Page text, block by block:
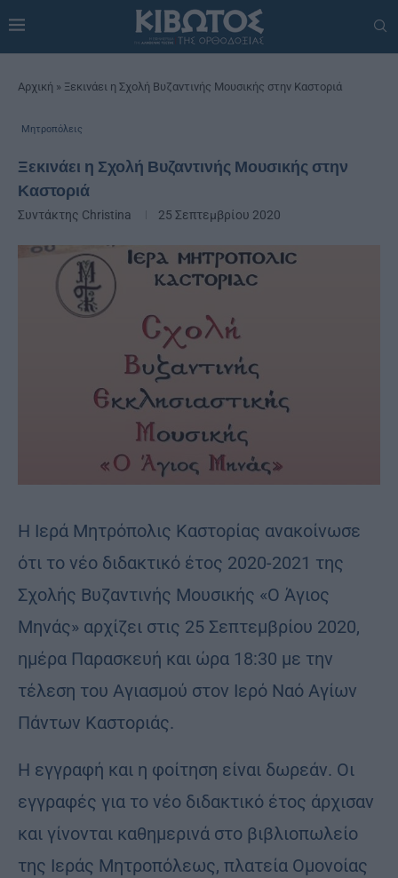
Αρχική » Ξεκινάει η Σχολή Βυζαντινής Μουσικής στην Καστοριά
Μητροπόλεις
Ξεκινάει η Σχολή Βυζαντινής Μουσικής στην
Καστοριά
Συντάκτης Christina 25 Σεπτεμβρίου 2020
Η Ιερά Μητρόπολις Καστορίας ανακοίνωσε
ότι το νέο διδακτικό έτος 2020-2021 της
Σχολής Βυζαντινής Μουσικής «Ο Άγιος
Μηνάς» αρχίζει στις 25 Σεπτεμβρίου 2020,
ημέρα Παρασκευή και ώρα 18:30 με την
τέλεση του Αγιασμού στον Ιερό Ναό Αγίων
Πάντων Καστοριάς.
Η εγγραφή και η φοίτηση είναι δωρεάν. Οι
εγγραφές για το νέο διδακτικό έτος άρχισαν
και γίνονται καθημερινά στο βιβλιοπωλείο
της Ιεράς Μητροπόλεως, πλατεία Ομονοίας